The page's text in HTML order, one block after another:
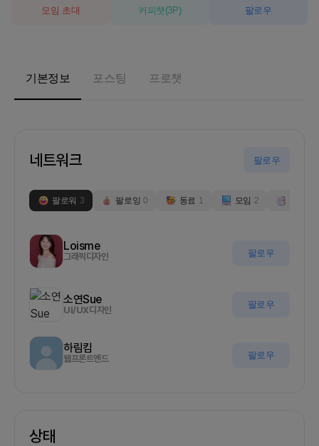
모임 초대 커피챗 (3P) 팔로우
기본정보 포스팅 프로챗
네트워크 팔로우
팔로워 3 팔로잉 0 동료 1 모임 2
Loisme
그래픽디자인 팔로우
소연Sue
UI/UX디자인
팔로우
하림킴
웹프론트엔드 팔로우
상태